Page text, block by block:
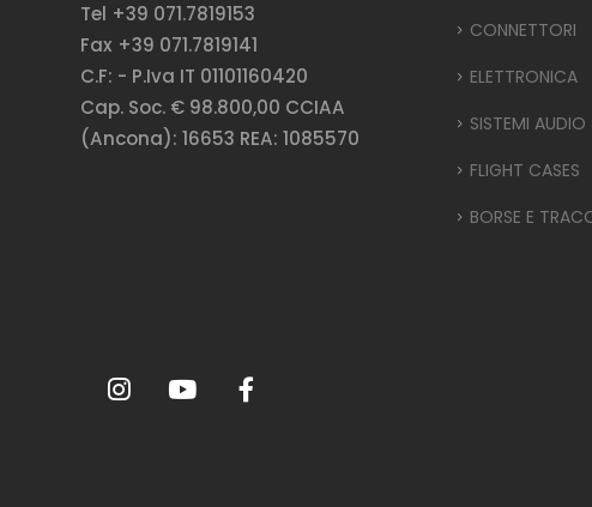
Tel +39 071.7819153
Fax +39 071.7819141
C.F: - P.Iva IT 01101160420
Cap. Soc. € 98.800,00 CCIAA
(Ancona): 16653 REA: 1085570
CONNETTORI
ELETTRONICA
SISTEMI
FLIGHT CASES
BORSE E